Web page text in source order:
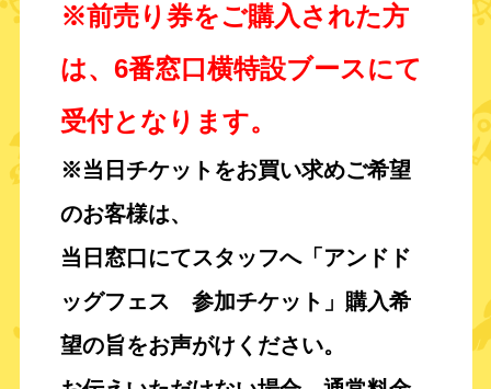
※前売り券をご購入された方
は、6番窓口横特設ブースにて
受付となります。
※当日チケットをお買い求めご希望
のお客様は、
当日窓口にてスタッフへ「アンドド
ッグフェス 参加チケット」購入希
望の旨をお声がけください。